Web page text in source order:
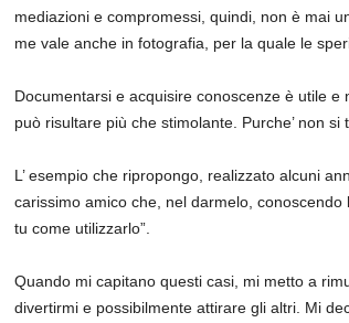
mediazioni e compromessi, quindi, non è mai
me vale anche in fotografia, per la quale le
Documentarsi e acquisire conoscenze è utile
può risultare più che stimolante. Purche’ non
L’ esempio che ripropongo, realizzato alcuni
carissimo amico che, nel darmelo, conoscendo
tu come utilizzarlo”.
Quando mi capitano questi casi, mi metto a
divertirmi e possibilmente attirare gli altri. Mi